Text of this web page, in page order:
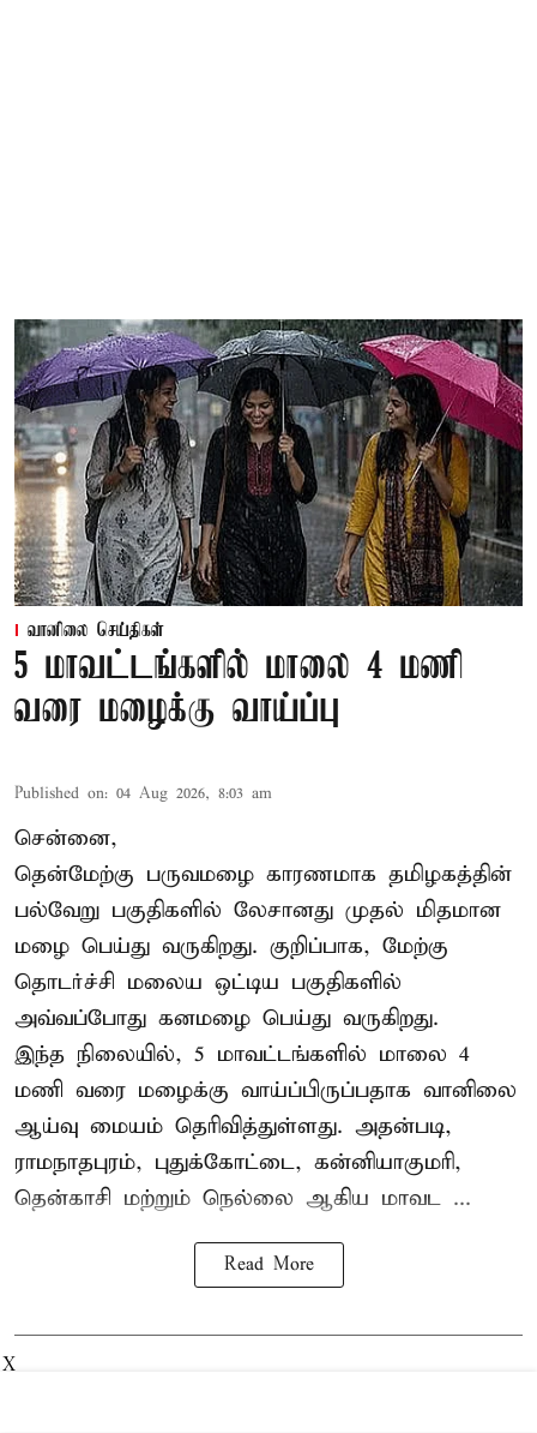
வானிலை செய்திகள்
5 மாவட்டங்களில் மாலை 4 மணி
வரை மழைக்கு வாய்ப்பு
Published on: 04 Aug 2026, 8:03 am
சென்னை,
தென்மேற்கு பருவமழை காரணமாக தமிழகத்தின்
பல்வேறு பகுதிகளில் லேசானது முதல் மிதமான
மழை பெய்து வருகிறது. குறிப்பாக, மேற்கு
தொடர்ச்சி மலைய ஒட்டிய பகுதிகளில்
அவ்வப்போது கனமழை பெய்து வருகிறது.
இந்த நிலையில், 5 மாவட்டங்களில் மாலை 4
மணி வரை மழைக்கு வாய்ப்பிருப்பதாக வானிலை
ஆய்வு மையம் தெரிவித்துள்ளது. அதன்படி,
ராமநாதபுரம், புதுக்கோட்டை, கன்னியாகுமரி,
தென்காசி மற்றும் நெல்லை ஆகிய மாவட ...
Read More
X